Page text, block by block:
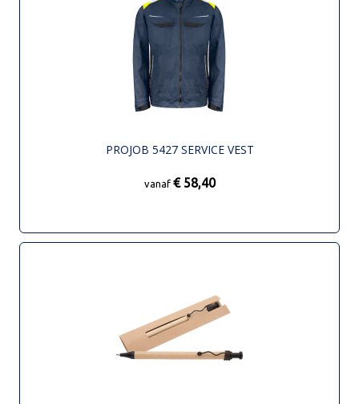
PROJOB 5427 SERVICE VEST
vanaf € 58,40